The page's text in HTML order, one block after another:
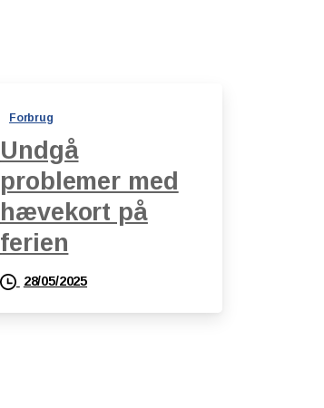
Forbrug
Undgå
problemer med
hævekort på
ferien
28/05/2025